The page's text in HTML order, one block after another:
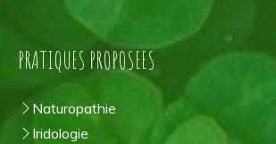
PRATIQUES PROPOSEES
Naturopathie
Iridologie